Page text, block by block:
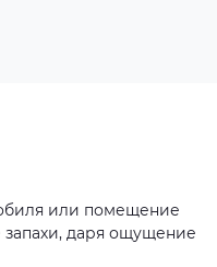
или помещение
даря ощущение